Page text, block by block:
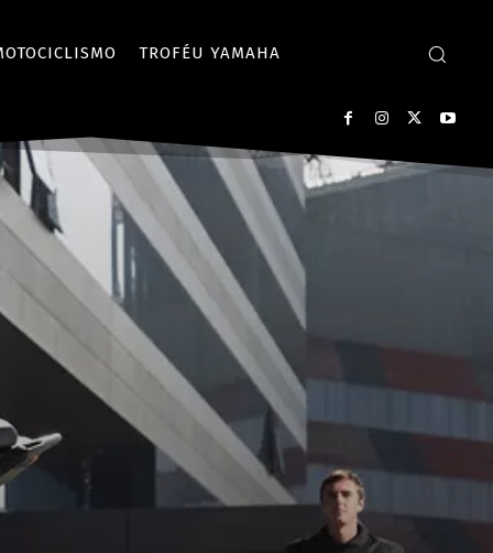
TROFÉU YAMAHA